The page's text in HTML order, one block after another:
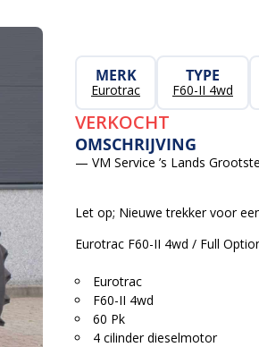
MERK
Eurotrac
TYPE
F60-II 4wd
VERKOCHT
OMSCHRIJVING
— VM Service ’s Lands
Let op; Nieuwe trekker voor
Eurotrac F60-II 4wd / Full
Eurotrac
F60-II 4wd
60 Pk
4 cilinder dieselmotor